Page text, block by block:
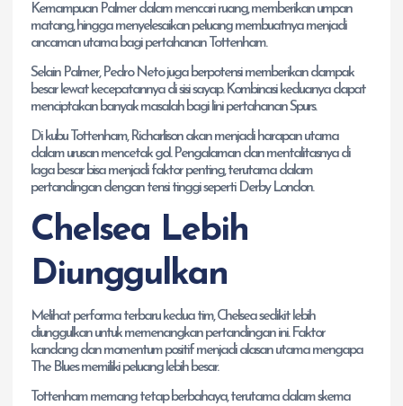
Kemampuan Palmer dalam mencari ruang, memberikan umpan
matang, hingga menyelesaikan peluang membuatnya menjadi
ancaman utama bagi pertahanan Tottenham.
Selain Palmer, Pedro Neto juga berpotensi memberikan dampak
besar lewat kecepatannya di sisi sayap. Kombinasi keduanya dapat
menciptakan banyak masalah bagi lini pertahanan Spurs.
Di kubu Tottenham, Richarlison akan menjadi harapan utama
dalam urusan mencetak gol. Pengalaman dan mentalitasnya di
laga besar bisa menjadi faktor penting, terutama dalam
pertandingan dengan tensi tinggi seperti Derby London.
Chelsea Lebih
Diunggulkan
Melihat performa terbaru kedua tim, Chelsea sedikit lebih
diunggulkan untuk memenangkan pertandingan ini. Faktor
kandang dan momentum positif menjadi alasan utama mengapa
The Blues memiliki peluang lebih besar.
Tottenham memang tetap berbahaya, terutama dalam skema